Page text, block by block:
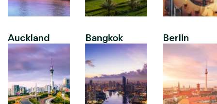
Auckland Bangkok Berlin